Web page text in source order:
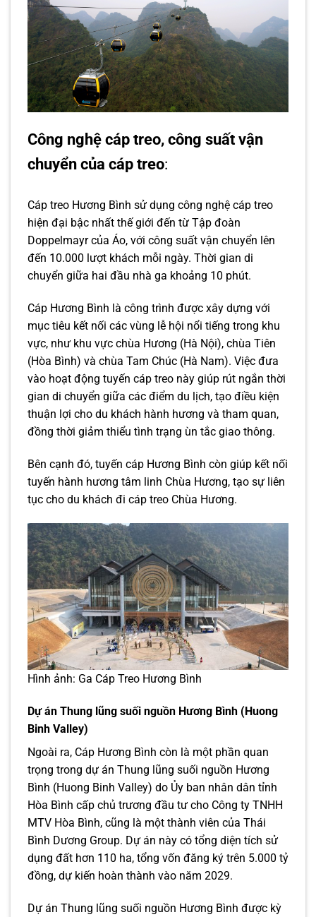
Công nghệ cáp treo, công suất vận
chuyển của cáp treo:
Cáp treo Hương Bình sử dụng công nghệ cáp treo
hiện đại bậc nhất thế giới đến từ Tập đoàn
Doppelmayr của Áo, với công suất vận chuyển lên
đến 10.000 lượt khách mỗi ngày. Thời gian di
chuyển giữa hai đầu nhà ga khoảng 10 phút.
Cáp Hương Bình là công trình được xây dựng với
mục tiêu kết nối các vùng lễ hội nổi tiếng trong khu
vực, như khu vực chùa Hương (Hà Nội), chùa Tiên
(Hòa Bình) và chùa Tam Chúc (Hà Nam). Việc đưa
vào hoạt động tuyến cáp treo này giúp rút ngắn thời
gian di chuyển giữa các điểm du lịch, tạo điều kiện
thuận lợi cho du khách hành hương và tham quan,
đồng thời giảm thiểu tình trạng ùn tắc giao thông.
Bên cạnh đó, tuyến cáp Hương Bình còn giúp kết nối
tuyến hành hương tâm linh Chùa Hương, tạo sự liên
tục cho du khách đi cáp treo Chùa Hương.
Hình ảnh: Ga Cáp Treo Hương Bình
Dự án Thung lũng suối nguồn Hương Bình (Huong
Binh Valley)
Ngoài ra, Cáp Hương Bình còn là một phần quan
trọng trong dự án Thung lũng suối nguồn Hương
Bình (Huong Binh Valley) do Ủy ban nhân dân tỉnh
Hòa Bình cấp chủ trương đầu tư cho Công ty TNHH
MTV Hòa Bình, cũng là một thành viên của Thái
Bình Dương Group. Dự án này có tổng diện tích sử
dụng đất hơn 110 ha, tổng vốn đăng ký trên 5.000 tỷ
đồng, dự kiến hoàn thành vào năm 2029.
Dự án Thung lũng suối nguồn Hương Bình được kỳ